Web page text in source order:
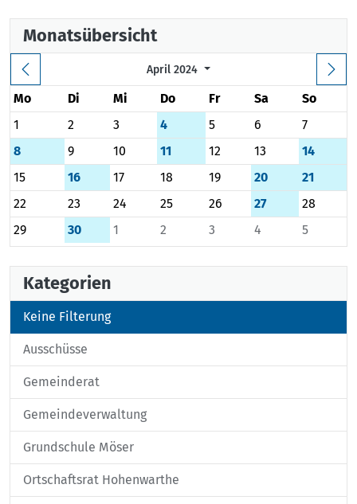
Monatsübersicht
April 2024
Mo Di Mi Do Fr Sa
So
1
2 3 4 5 6
7
8
9 10 11 12 13
14
15
16 17 18 19 20
21
22
23 24 25 26 27
28
29
30 1 2 3 4 5
Kategorien
Keine Filterung
Ausschüsse
Gemeinderat
Gemeindeverwaltung
Grundschule Möser
Ortschaftsrat Hohenwarthe